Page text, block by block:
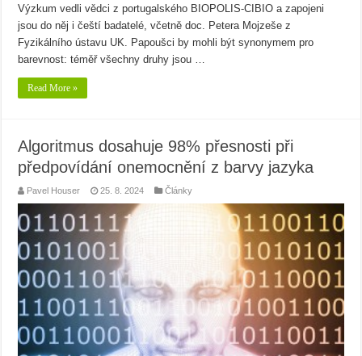
Výzkum vedli vědci z portugalského BIOPOLIS-CIBIO a zapojeni
jsou do něj i čeští badatelé, včetně doc. Petera Mojzeše z
Fyzikálního ústavu UK. Papoušci by mohli být synonymem pro
barevnost: téměř všechny druhy jsou …
Read More »
Algoritmus dosahuje 98% přesnosti při
předpovídání onemocnění z barvy jazyka
Pavel Houser 25. 8. 2024 Články